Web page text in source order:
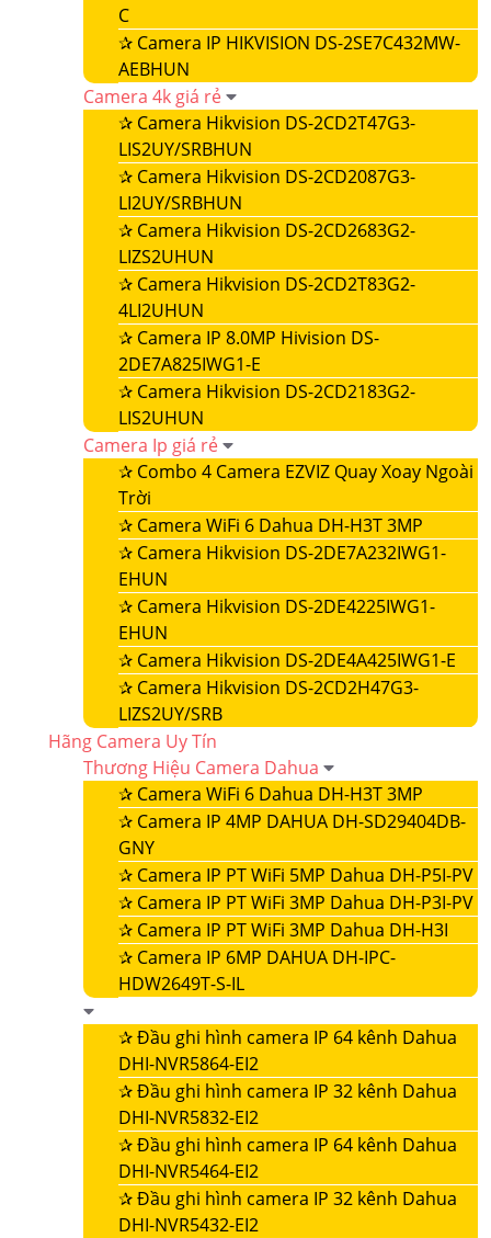
C
✰ Camera IP HIKVISION DS-2SE7C432MW-
AEBHUN
Camera 4k giá rẻ
✰ Camera Hikvision DS-2CD2T47G3-
LIS2UY/SRBHUN
✰ Camera Hikvision DS-2CD2087G3-
LI2UY/SRBHUN
✰ Camera Hikvision DS-2CD2683G2-
LIZS2UHUN
✰ Camera Hikvision DS-2CD2T83G2-
4LI2UHUN
✰ Camera IP 8.0MP Hivision DS-
2DE7A825IWG1-E
✰ Camera Hikvision DS-2CD2183G2-
LIS2UHUN
Camera Ip giá rẻ
✰ Combo 4 Camera EZVIZ Quay Xoay Ngoài
Trời
✰ Camera WiFi 6 Dahua DH-H3T 3MP
✰ Camera Hikvision DS-2DE7A232IWG1-
EHUN
✰ Camera Hikvision DS-2DE4225IWG1-
EHUN
✰ Camera Hikvision DS-2DE4A425IWG1-E
✰ Camera Hikvision DS-2CD2H47G3-
LIZS2UY/SRB
Hãng Camera Uy Tín
Thương Hiệu Camera Dahua
✰ Camera WiFi 6 Dahua DH-H3T 3MP
✰ Camera IP 4MP DAHUA DH-SD29404DB-
GNY
✰ Camera IP PT WiFi 5MP Dahua DH-P5I-PV
✰ Camera IP PT WiFi 3MP Dahua DH-P3I-PV
✰ Camera IP PT WiFi 3MP Dahua DH-H3I
✰ Camera IP 6MP DAHUA DH-IPC-
HDW2649T-S-IL
✰Đầu ghi hình camera IP 64 kênh Dahua
DHI-NVR5864-EI2
✰Đầu ghi hình camera IP 32 kênh Dahua
DHI-NVR5832-EI2
✰Đầu ghi hình camera IP 64 kênh Dahua
DHI-NVR5464-EI2
✰Đầu ghi hình camera IP 32 kênh Dahua
DHI-NVR5432-EI2